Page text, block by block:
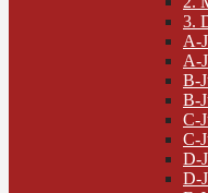
3.
A-
A-
B-
B-
C-
C-
D-
D-